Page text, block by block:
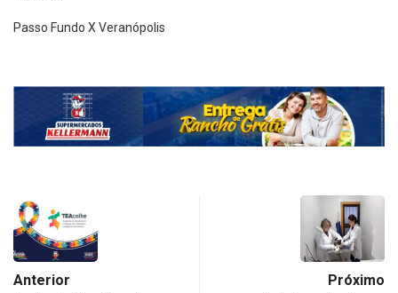
Passo Fundo X Veranópolis
Anterior Próximo